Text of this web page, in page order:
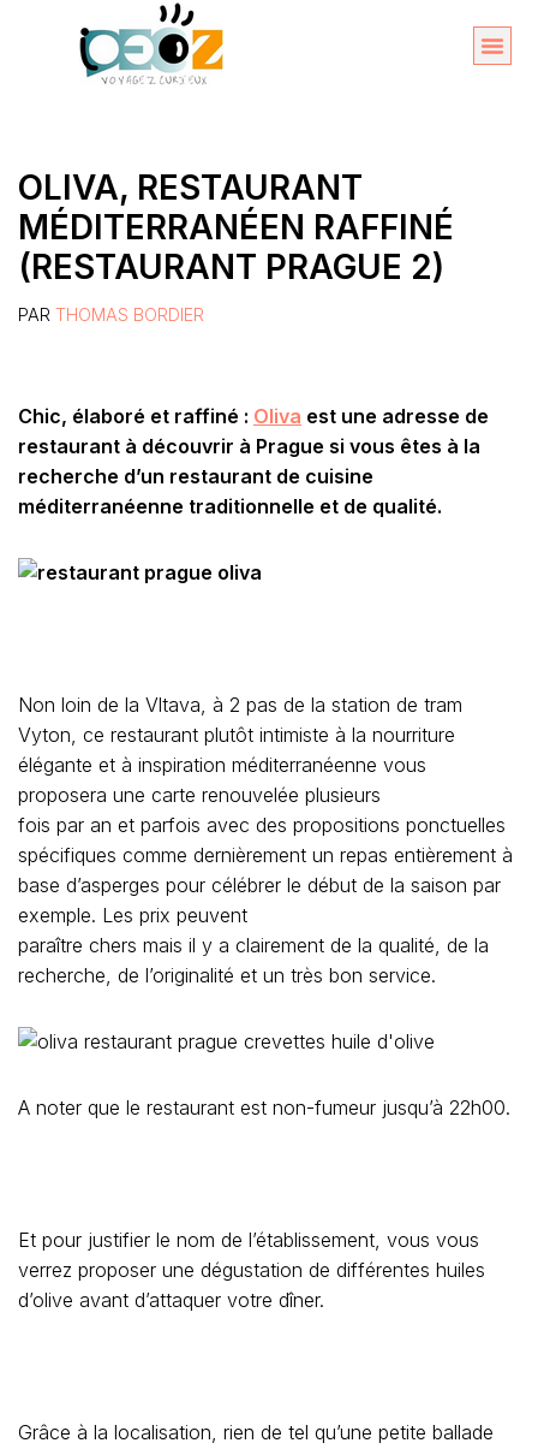
OLIVA, RESTAURANT
MÉDITERRANÉEN RAFFINÉ
(RESTAURANT PRAGUE 2)
PAR THOMAS BORDIER
Chic, élaboré et raffiné : Oliva est une adresse de
restaurant à découvrir à Prague si vous êtes à la
recherche d’un restaurant de cuisine
méditerranéenne traditionnelle et de qualité.
Non loin de la Vltava, à 2 pas de la station de tram
Vyton, ce restaurant plutôt intimiste à la nourriture
élégante et à inspiration méditerranéenne vous
proposera une carte renouvelée plusieurs
fois par an et parfois avec des propositions ponctuelles
spécifiques comme dernièrement un repas entièrement à
base d’asperges pour célébrer le début de la saison par
exemple. Les prix peuvent
paraître chers mais il y a clairement de la qualité, de la
recherche, de l’originalité et un très bon service.
A noter que le restaurant est non-fumeur jusqu’à 22h00.
Et pour justifier le nom de l’établissement, vous vous
verrez proposer une dégustation de différentes huiles
d’olive avant d’attaquer votre dîner.
Grâce à la localisation, rien de tel qu’une petite ballade